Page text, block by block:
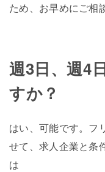
ため、お早めにご相
週3日、週4
すか？
はい、可能です。フ
せて、求人企業と条
は